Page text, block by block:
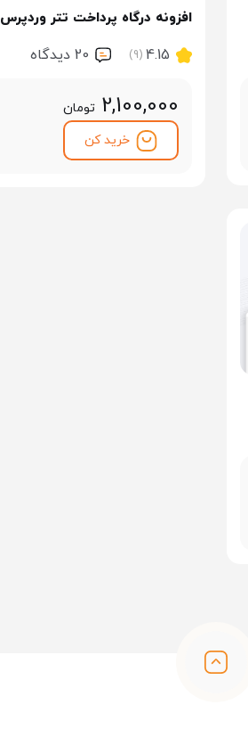
افزونه درگاه پرداخت تتر وردپرس
4.15
(9) 20 ديدگاه
2,100,000 تومان
خرید کن